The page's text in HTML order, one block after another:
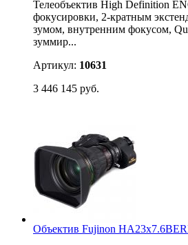
Телеобъектив High Definition
фокусировки, 2-кратным
зумом, внутренним фокусом,
зуммир...
Артикул: 10631
3 446 145 руб.
Объектив Fujinon